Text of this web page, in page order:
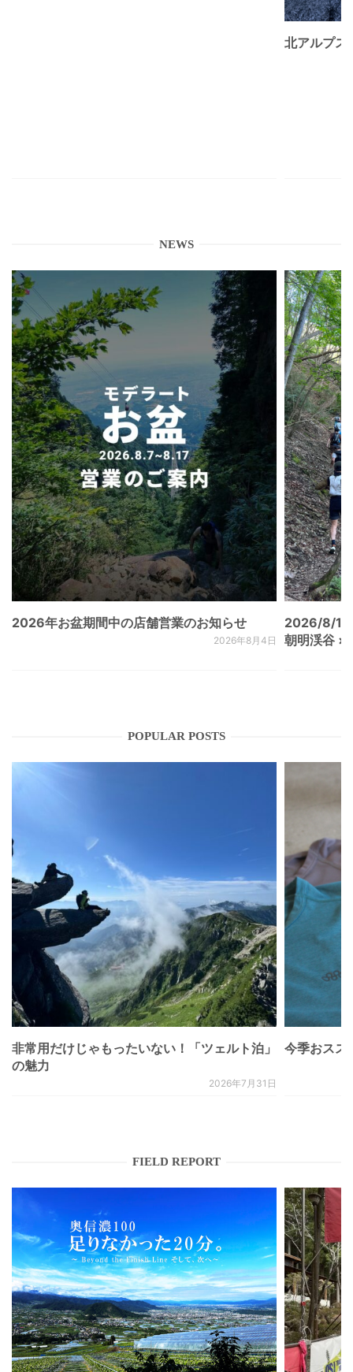
北アルプ
NEWS
2026年お盆期間中の店舗営業のお知らせ
2026年8月4日
2026/8/
朝明渓谷 ×
POPULAR POSTS
非常用だけじゃもったいない！「ツェルト泊」
の魅力
2026年7月31日
今季おスス
FIELD REPORT